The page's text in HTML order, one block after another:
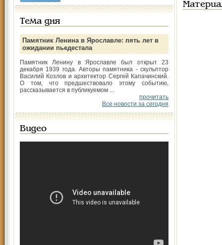
Тема дня
Памятник Ленина в Ярославле: пять лет в
ожидании пьедестала
Памятник Ленину в Ярославле был открыт 23
декабря 1939 года. Авторы памятника - скульптор
Василий Козлов и архитектор Сергей Капачинский.
О том, что предшествовало этому событию,
рассказывается в публикуемом ...
прочитать
Все новости за сегодня
Видео